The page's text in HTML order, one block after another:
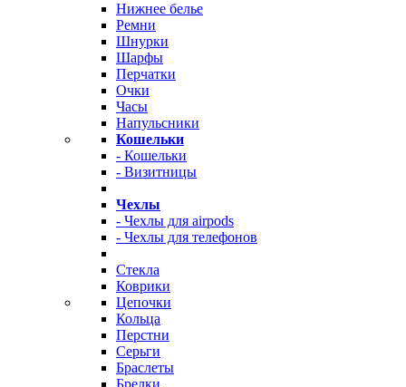
Нижнее белье
Ремни
Шнурки
Шарфы
Перчатки
Очки
Часы
Напульсники
Кошельки
- Кошельки
- Визитницы
Чехлы
- Чехлы для airpods
- Чехлы для телефонов
Стекла
Коврики
Цепочки
Кольца
Перстни
Серьги
Браслеты
Брелки